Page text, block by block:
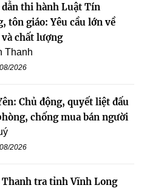
thi hành Luật Tín
tôn giáo: Yêu cầu lớn về
chất lượng
Thanh
2026
Chủ động, quyết liệt đấu
chống mua bán người
2026
Thanh tra tỉnh Vĩnh Long